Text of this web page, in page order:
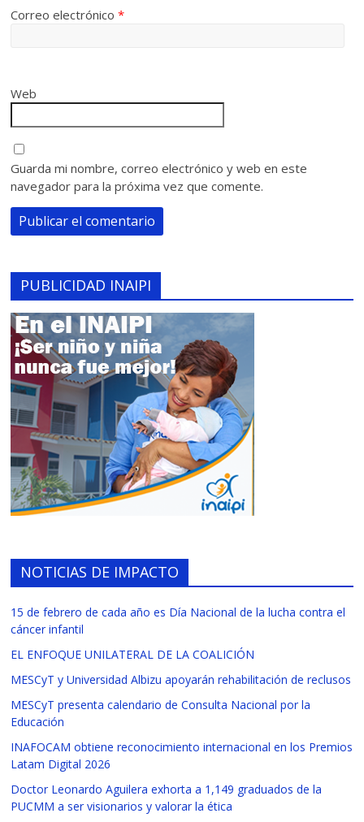
Correo electrónico*
Web
Guarda mi nombre, correo electrónico y web en este
navegador para la próxima vez que comente.
PUBLICIDAD INAIPI
NOTICIAS DE IMPACTO
15 de febrero de cada año es Día Nacional de la lucha contra el
cáncer infantil
EL ENFOQUE UNILATERAL DE LA COALICIÓN
MESCyT y Universidad Albizu apoyarán rehabilitación de reclusos
MESCyT presenta calendario de Consulta Nacional por la
Educación
INAFOCAM obtiene reconocimiento internacional en los Premios
Latam Digital 2026
Doctor Leonardo Aguilera exhorta a 1,149 graduados de la
PUCMM a ser visionarios y valorar la ética